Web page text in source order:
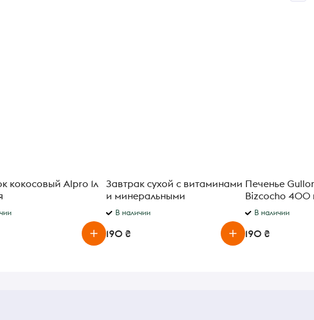
кокосовый Alpro 1л
Завтрак сухой с витаминами
и минеральными
веществами Nesquik 460г
В наличии
190 ₴
Печенье
Bizcocho 400
В наличии
190 ₴